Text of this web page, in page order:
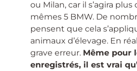
ou Milan, car il s’agira
mêmes 5 BMW. De
pensent que cela
animaux d’élevage. En
grave erreur. Même pour
enregistrés, il est vrai